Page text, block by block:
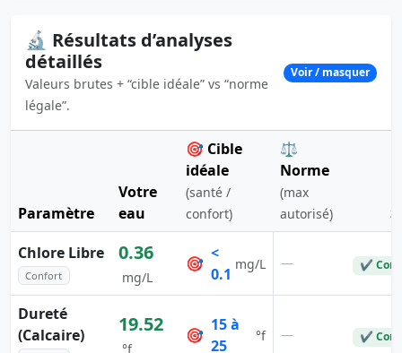
🔬 Résultats d’analyses
détaillés
Valeurs brutes + “cible idéale” vs “norme
légale”.
Voir / masquer
Paramètre
Votre
eau
🎯 Cible
idéale
(santé /
confort)
⚖️
Norme
(max
autorisé)
Chlore Libre
Confort
0.36
mg/L
🎯
<
0.1
mg/L — ✔
Dureté
(Calcaire)
19.52
°f
🎯
15 à
25
°f — ✔